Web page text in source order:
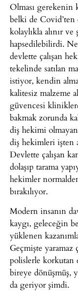
Olması
belki de
kolaylıkla alınır ve
hapsedilebilirdi.
devlette çalışan
tekelinde satılan
istiyor, kendin
kalitesiz malzeme
güvencesi
bakmak zorunda
diş hekimi
diş hekimleri işten
Devlette çalışan
dolaşıp tarama
hekimler
bırakılıyor.
Modern insanın
kaygı, geleceğin
yüklenen
Geçmişte yaramaz
polislerle
bireye dönüşmüş,
da geriyor şimdi.